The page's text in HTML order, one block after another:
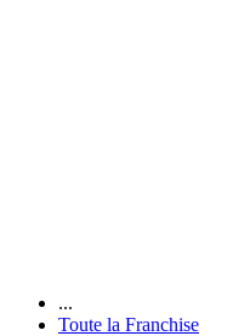
...
Toute la Franchise